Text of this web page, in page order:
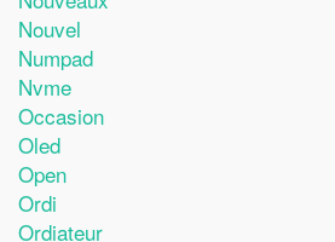
Nouvel
Numpad
Nvme
Occasion
Oled
Open
Ordi
Ordiateur